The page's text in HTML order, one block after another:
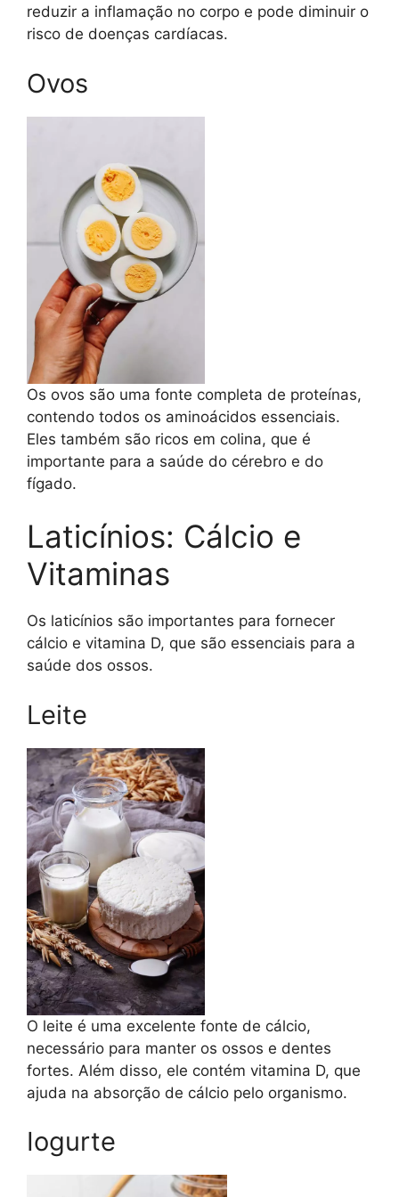
reduzir a inflamação no corpo e pode diminuir o
risco de doenças cardíacas.
Ovos
Os ovos são uma fonte completa de proteínas,
contendo todos os aminoácidos essenciais.
Eles também são ricos em colina, que é
importante para a saúde do cérebro e do
fígado.
Laticínios: Cálcio e
Vitaminas
Os laticínios são importantes para fornecer
cálcio e vitamina D, que são essenciais para a
saúde dos ossos.
Leite
O leite é uma excelente fonte de cálcio,
necessário para manter os ossos e dentes
fortes. Além disso, ele contém vitamina D, que
ajuda na absorção de cálcio pelo organismo.
Iogurte